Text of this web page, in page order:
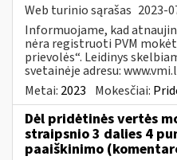
Web turinio sąrašas 2023-
Informuojame, kad
nėra registruoti PVM
prievolės“. Leidinys
svetainėje adresu:
Metai: 2023 Mokesčiai:
Dėl pridėtinės vertės
straipsnio 3 dalies 4
paaiškinimo